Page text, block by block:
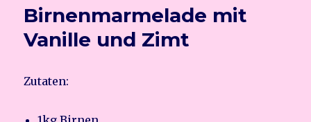
Birnenmarmelade mit
Vanille und Zimt
Zutaten: